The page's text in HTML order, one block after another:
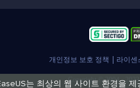
는 최상의 웹 사이트 환경을
인사이트 보고서
개인정보 보호 정책 라이센
Copyright © 2004 -